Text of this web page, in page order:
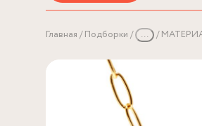
Главная Подборки ...